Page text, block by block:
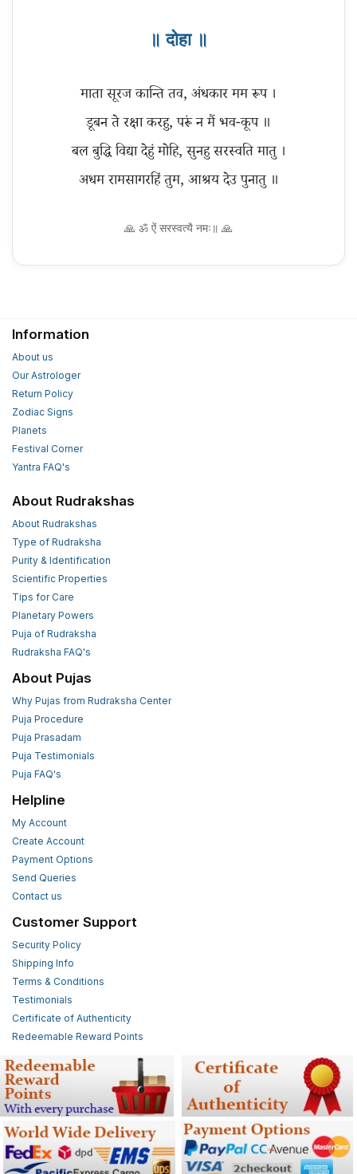
॥ दोहा ॥
माता सूरज कान्ति तव, अंधकार मम रूप ।
डूबन ते रक्षा करहु, परूं न मैं भव-कूप ॥
बल बुद्धि विद्या देहुं मोहि, सुनहु सरस्वति मातु ।
🙏 ॐ ऐं सरस्वत्यै नमः॥ 🙏
Information
About us
Our Astrologer
Return Policy
Zodiac Signs
Planets
Festival Corner
Yantra FAQ's
About Rudrakshas
About Rudrakshas
Type of Rudraksha
Purity & Identification
Scientific Properties
Tips for Care
Planetary Powers
Puja of Rudraksha
Rudraksha FAQ's
About Pujas
Why Pujas from Rudraksha Center
Puja Procedure
Puja Prasadam
Puja Testimonials
Puja FAQ's
Helpline
My Account
Create Account
Payment Options
Send Queries
Contact us
Customer Support
Security Policy
Shipping Info
Terms & Conditions
Testimonials
Certificate of Authenticity
Redeemable Reward Points